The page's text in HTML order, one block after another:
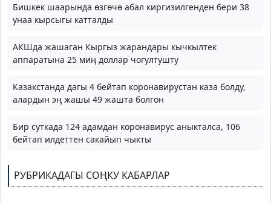
Бишкек шаарында өзгөчө абал киргизилгенден бери 38
унаа кырсыгы катталды
АКШда жашаган Кыргыз жарандары кычкылтек
аппаратына 25 миң доллар чогултушту
Казакстанда дагы 4 бейтап коронавирустан каза болду,
алардын эң жашы 49 жашта болгон
Бир суткада 124 адамдан коронавирус аныкталса, 106
бейтап илдеттен сакайып чыкты
РУБРИКАДАГЫ СОҢКУ КАБАРЛАР